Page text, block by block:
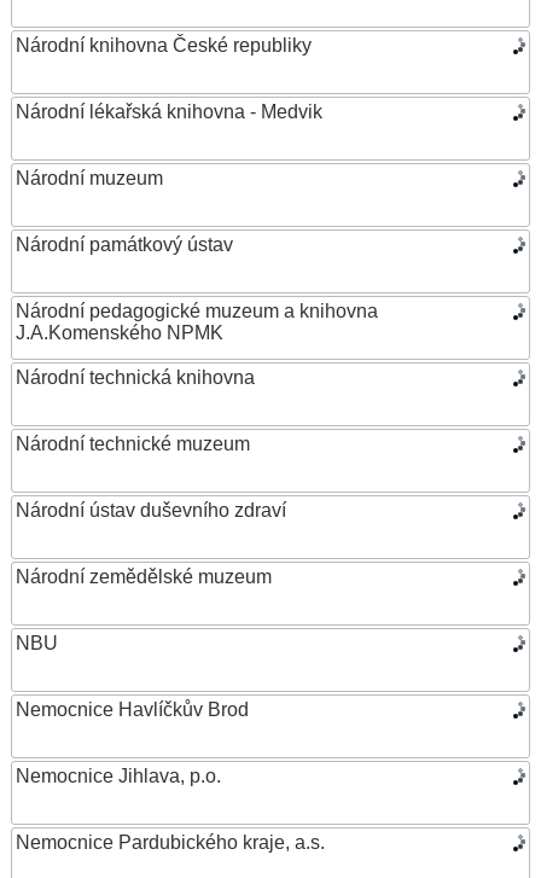
Národní knihovna České republiky
Národní lékařská knihovna - Medvik
Národní muzeum
Národní památkový ústav
Národní pedagogické muzeum a knihovna
J.A.Komenského NPMK
Národní technická knihovna
Národní technické muzeum
Národní ústav duševního zdraví
Národní zemědělské muzeum
NBU
Nemocnice Havlíčkův Brod
Nemocnice Jihlava, p.o.
Nemocnice Pardubického kraje, a.s.